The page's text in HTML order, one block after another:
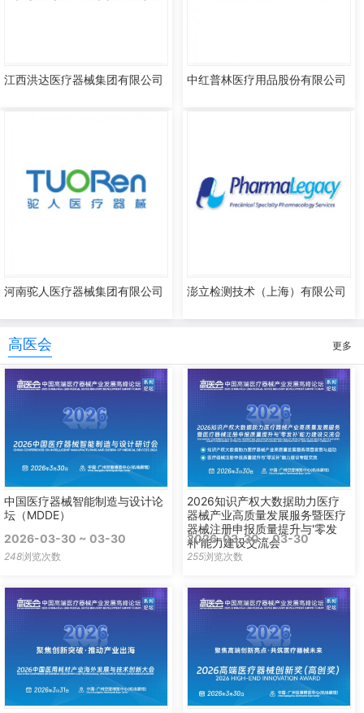
江西洪达医疗器械集团有限公司 中红普林医疗用品股份有限公司
河南驼人医疗器械集团有限公司 澎立检测技术（上海）有限公司
高医会 更多
中国医疗器械智能制造与设计论
坛（MDDE）
2026-03-30 ~ 03-30
248浏览次数
2026知识产权大数据助力医疗
器械产业高质量发展服务暨医疗
器械注册申报质量提升与'零发
补'能力建设交流会
2026-03-30 ~ 03-30
255浏览次数